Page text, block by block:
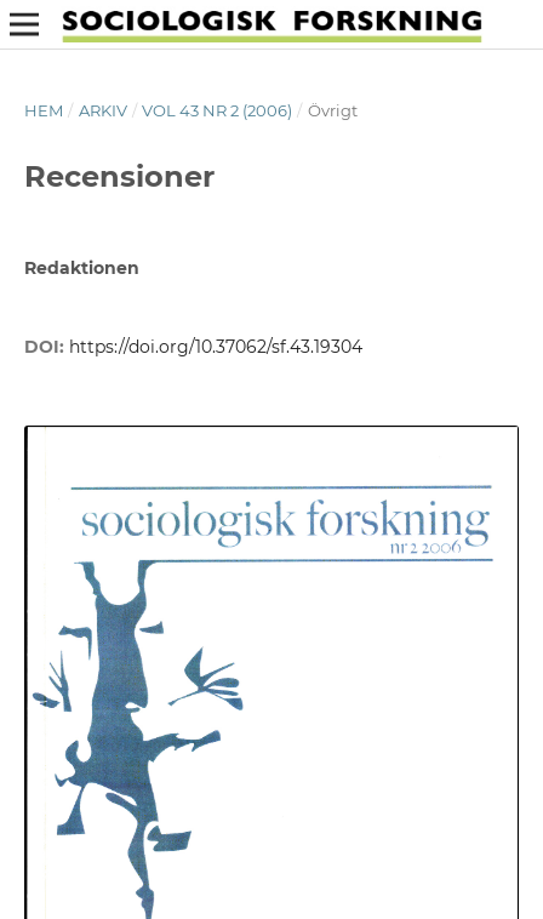
HEM / ARKIV / VOL 43 NR 2 (2006) / Övrigt
Recensioner
Redaktionen
DOI: https://doi.org/10.37062/sf.43.19304